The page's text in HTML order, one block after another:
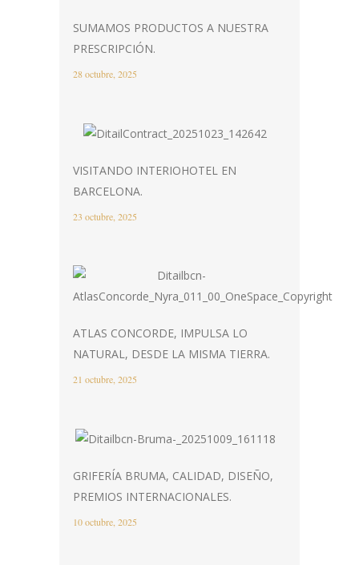
SUMAMOS PRODUCTOS A NUESTRA
PRESCRIPCIÓN.
28 octubre, 2025
VISITANDO INTERIOHOTEL EN
BARCELONA.
23 octubre, 2025
ATLAS CONCORDE, IMPULSA LO
NATURAL, DESDE LA MISMA TIERRA.
21 octubre, 2025
GRIFERÍA BRUMA, CALIDAD, DISEÑO,
PREMIOS INTERNACIONALES.
10 octubre, 2025